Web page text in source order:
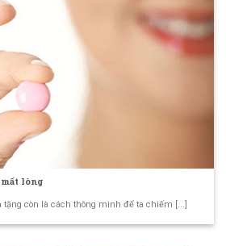
lòng
tặng còn là cách thông minh để ta chiếm [...]